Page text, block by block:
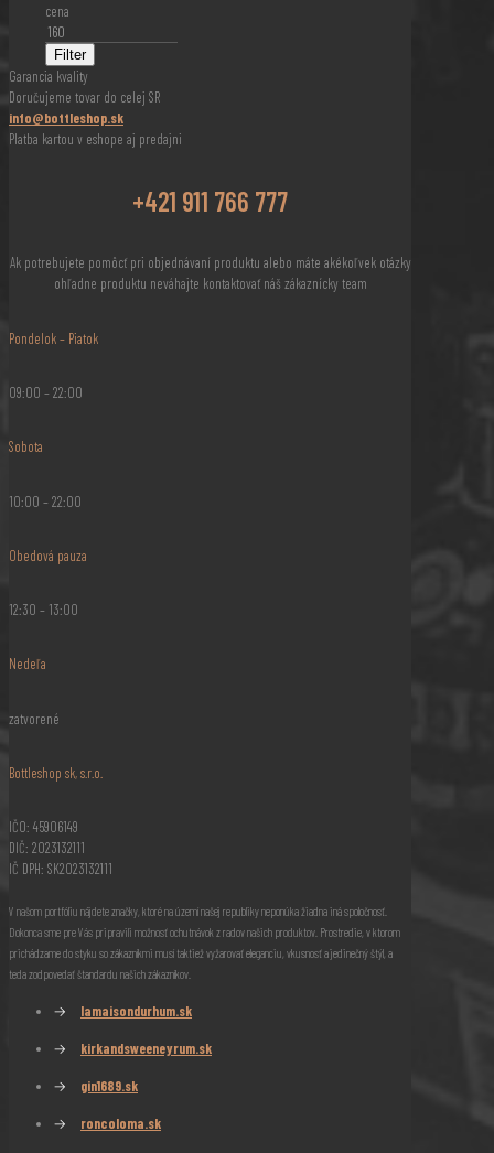
cena
Filter
Garancia kvality
Doručujeme tovar do celej SR
info@bottleshop.sk
Platba kartou v eshope aj predajni
+421 911 766 777
Ak potrebujete pomôcť pri objednávaní produktu alebo máte akékoľvek otázky
ohľadne produktu neváhajte kontaktovať náš zákaznícky team
Pondelok – Piatok
09:00 – 22:00
Sobota
10:00 – 22:00
Obedová pauza
12:30 – 13:00
Nedeľa
zatvorené
Bottleshop sk, s.r.o.
IČO: 45906149
DIČ: 2023132111
IČ DPH: SK2023132111
V našom portfóliu nájdete značky, ktoré na území našej republiky neponúka žiadna iná spoločnosť.
Dokonca sme pre Vás pripravili možnosť ochutnávok z radov našich produktov. Prostredie, v ktorom
prichádzame do styku so zákazníkmi musí taktiež vyžarovať eleganciu, vkusnosť a jedinečný štýl, a
teda zodpovedať štandardu našich zákazníkov.
→ lamaisondurhum.sk
→ kirkandsweeneyrum.sk
→ gin1689.sk
→ roncoloma.sk